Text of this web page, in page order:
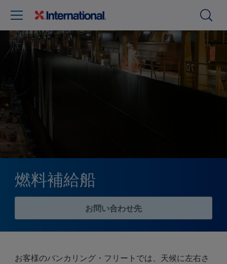
燃料補給船
お問い合わせ先
お客様のバンカリング・フリートでは、天候に左右さ